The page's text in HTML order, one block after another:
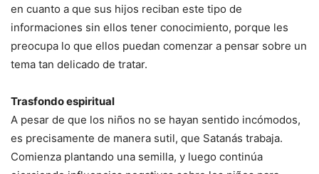
en cuanto a que sus hijos reciban este tipo de
informaciones sin ellos tener conocimiento, porque les
preocupa lo que ellos puedan comenzar a pensar sobre un
tema tan delicado de tratar.
Trasfondo espiritual
A pesar de que los niños no se hayan sentido incómodos,
es precisamente de manera sutil, que Satanás trabaja.
Comienza plantando una semilla, y luego continúa